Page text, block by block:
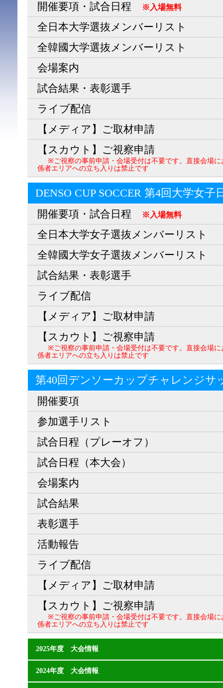
開催要項・試合日程 ※入場無料
全日本大学選抜メンバーリスト
全韓國大学選抜メンバーリスト
会場案内
試合結果・表彰選手
ライブ配信
【メディア】ご取材申請
【スカウト】ご視察申請
※ご視察の事前申請・会場受付は不要です。直接会場
係者エリアへの立ち入りは禁止です
DENSO CUP SOCCER 第4回大学女子
開催要項・試合日程 ※入場無料
全日本大学女子選抜メンバーリスト
全韓國大学女子選抜メンバーリスト
試合結果・表彰選手
ライブ配信
【メディア】ご取材申請
【スカウト】ご視察申請
※ご視察の事前申請・会場受付は不要です。直接会場
係者エリアへの立ち入りは禁止です
第40回デンソーカップチャレンジサ
開催要項
参加選手リスト
試合日程（プレーオフ）
試合日程（本大会）
会場案内
試合結果
表彰選手
活動報告
ライブ配信
【メディア】ご取材申請
【スカウト】ご視察申請
※ご視察の事前申請・会場受付は不要です。直接会場
係者エリアへの立ち入りは禁止です
2025年度 大会情報
2024年度 大会情報